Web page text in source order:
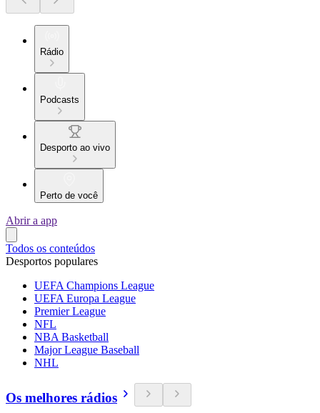
Rádio
Podcasts
Desporto ao vivo
Perto de você
Abrir a app
Todos os conteúdos
Desportos populares
UEFA Champions League
UEFA Europa League
Premier League
NFL
NBA Basketball
Major League Baseball
NHL
Os melhores rádios